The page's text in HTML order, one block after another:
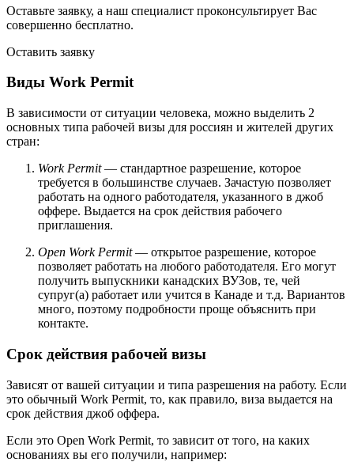
Оставьте заявку, а наш специалист проконсультирует Вас
совершенно бесплатно.
Оставить заявку
Виды Work Permit
В зависимости от ситуации человека, можно выделить 2
основных типа рабочей визы для россиян и жителей других
стран:
Work Permit— стандартное разрешение, которое
требуется в большинстве случаев. Зачастую позволяет
работать на одного работодателя, указанного в джоб
оффере. Выдается на срок действия рабочего
приглашения.
Open Work Permit— открытое разрешение, которое
позволяет работать на любого работодателя. Его могут
получить выпускники канадских ВУЗов, те, чей
супруг(а) работает или учится в Канаде и т.д. Вариантов
много, поэтому подробности проще объяснить при
контакте.
Срок действия рабочей визы
Зависят от вашей ситуации и типа разрешения на работу. Если
это обычный Work Permit, то, как правило, виза выдается на
срок действия джоб оффера.
Если это Open Work Permit, то зависит от того, на каких
основаниях вы его получили, например: